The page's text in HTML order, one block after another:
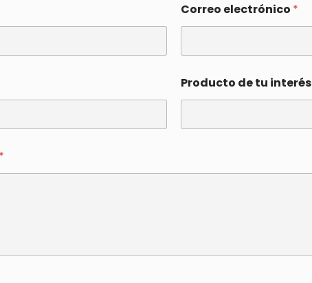
Correo electrónico *
Producto de tu interés
*